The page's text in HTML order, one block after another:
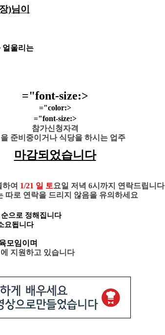
)님이
얼울리는
="font-size:>
="color:>
="font-size:>
참가신청자격
준비중이거나 식당을 하시는 업 주
마감되었습니다
여 1/21 일 토요일 저녁 6시까지 연락드립니다
따로 연락을 드리지 않음을 유의하세요
으로 정해집니다
요됩니다
모임이며
지원하고 있습니다